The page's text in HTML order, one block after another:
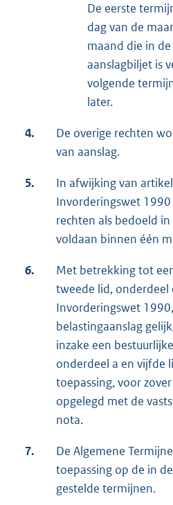
De eerste
dag van de
maand die in
aanslagbiljet is
volgende
later.
4.
De overige rechten
van aanslag.
5.
In afwijking van
Invorderingswet
rechten als bedoeld
voldaan binnen één
6.
Met betrekking tot
tweede lid, onderdeel
Invorderingswet
belastingaanslag
inzake een
onderdeel a en vijfde
toepassing, voor
opgelegd met de
nota.
7.
De Algemene
toepassing op de in
gestelde termijnen.